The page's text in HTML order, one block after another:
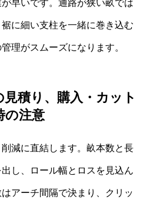
早いです。通路が狭い畝では
に細い支柱を一緒に巻き込む
理がスムーズになります。
積り、購入・カット
の注意
減に直結します。畝本数と長
し、ロール幅とロスを見込ん
アーチ間隔で決まり、クリッ